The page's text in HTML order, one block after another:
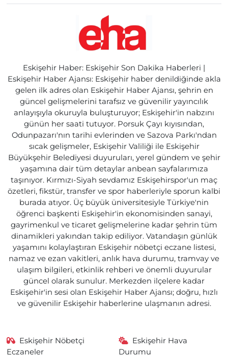
Eskişehir Haber: Eskişehir Son Dakika Haberleri |
Eskişehir Haber Ajansı: Eskişehir haber denildiğinde akla
gelen ilk adres olan Eskişehir Haber Ajansı, şehrin en
güncel gelişmelerini tarafsız ve güvenilir yayıncılık
anlayışıyla okuruyla buluşturuyor; Eskişehir'in nabzını
günün her saati tutuyor. Porsuk Çayı kıyısından,
Odunpazarı'nın tarihi evlerinden ve Sazova Parkı'ndan
sıcak gelişmeler, Eskişehir Valiliği ile Eskişehir
Büyükşehir Belediyesi duyuruları, yerel gündem ve şehir
yaşamına dair tüm detaylar anbean sayfalarımıza
taşınıyor. Kırmızı-Siyah sevdamız Eskişehirspor'un maç
özetleri, fikstür, transfer ve spor haberleriyle sporun kalbi
burada atıyor. Üç büyük üniversitesiyle Türkiye'nin
öğrenci başkenti Eskişehir'in ekonomisinden sanayi,
gayrimenkul ve ticaret gelişmelerine kadar şehrin tüm
dinamikleri yakından takip ediliyor. Vatandaşın günlük
yaşamını kolaylaştıran Eskişehir nöbetçi eczane listesi,
namaz ve ezan vakitleri, anlık hava durumu, tramvay ve
ulaşım bilgileri, etkinlik rehberi ve önemli duyurular
güncel olarak sunulur. Merkezden ilçelere kadar
Eskişehir'in sesi olan Eskişehir Haber Ajansı; doğru, hızlı
ve güvenilir Eskişehir haberlerine ulaşmanın adresi.
Eskişehir Nöbetçi
Eczaneler
Eskişehir Hava
Durumu